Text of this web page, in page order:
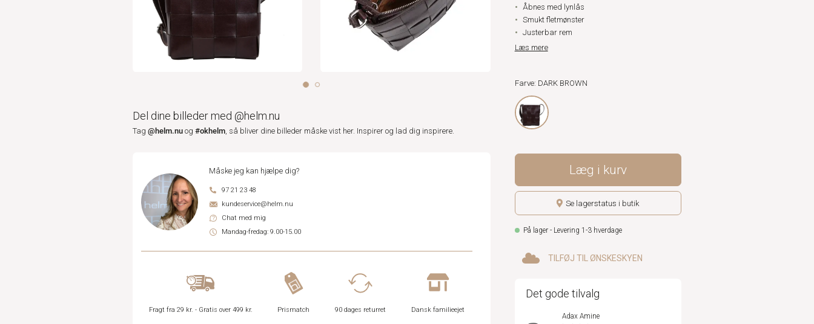
Del dine billeder med @helm.nu
Tag @helm.nu og #okhelm, så bliver dine billeder måske vist her. Inspirer og lad dig inspirere.
Måske jeg kan hjælpe dig?
97 21 23 48
kundeservice@helm.nu
Chat med mig
Mandag-fredag: 9.00-15.00
Fragt fra 29 kr. - Gratis over 499 kr. Prismatch 90 dages returret Dansk familieejet
Åbnes med lynlås
Smukt fletmønster
Justerbar rem
Læs mere
Farve: DARK BROWN
Læg i kurv
Se lagerstatus i butik
På lager - Levering 1-3 hverdage
TILFØJ TIL ØNSKESKYEN
Det gode tilvalg
Adax Amine